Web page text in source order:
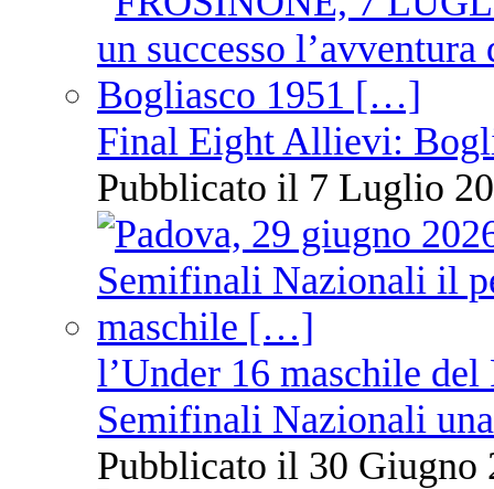
Final Eight Allievi:
Pubblicato il 7 Luglio
l’Under 16 maschile
Semifinali Nazionali
Pubblicato il 30 Giugno